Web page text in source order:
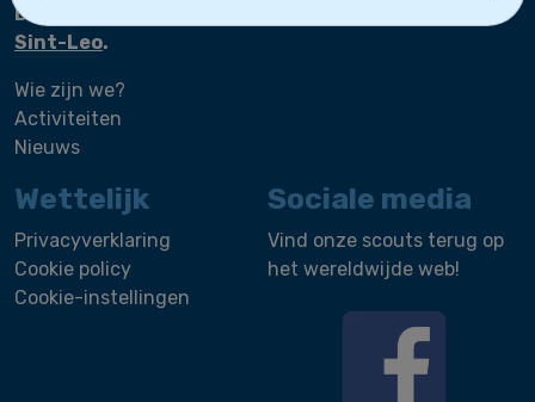
De zeescouts maken deel uit van
Sint-Leo.
Wie zijn we?
Activiteiten
Nieuws
Wettelijk
Privacyverklaring
Cookie policy
Cookie-instellingen
Sociale media
Vind onze scouts terug op
het wereldwijde web!